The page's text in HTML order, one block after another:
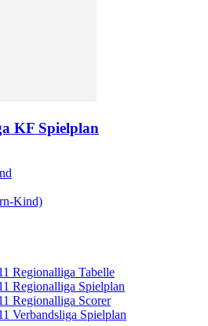
KF Spielplan
Kind)
Regionalliga Tabelle
Regionalliga Spielplan
Regionalliga Scorer
Verbandsliga Spielplan